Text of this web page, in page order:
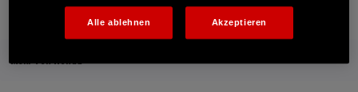
Mehr von Honda
Alle ablehnen Akzeptieren